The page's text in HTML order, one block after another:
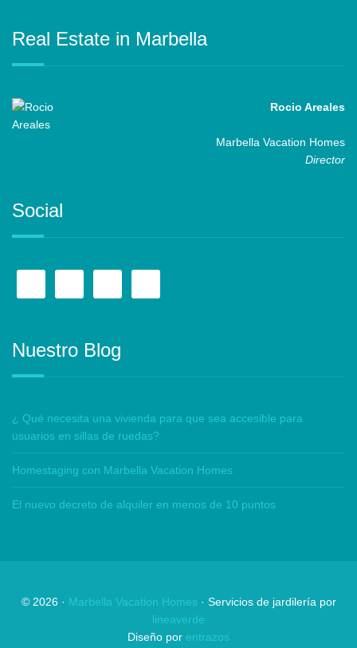
Real Estate in Marbella
Rocio Areales
Marbella Vacation Homes
Director
Social
Nuestro Blog
¿ Qué necesita una vivienda para que sea accesible para
usuarios en sillas de ruedas?
Homestaging con Marbella Vacation Homes
El nuevo decreto de alquiler en menos de 10 puntos
© 2026· Marbella Vacation Homes · Servicios de jardilería por
lineaverde
Diseño por entrazos